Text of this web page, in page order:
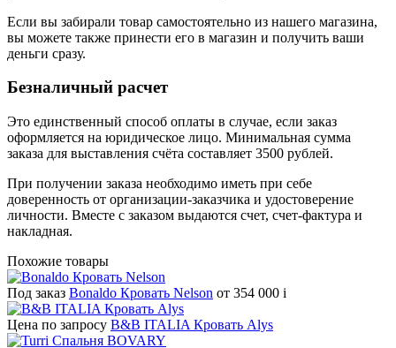
Если вы забирали товар самостоятельно из нашего магазина,
вы можете также принести его в магазин и получить ваши
деньги сразу.
Безналичный расчет
Это единственный способ оплаты в случае, если заказ
оформляется на юридическое лицо. Минимальная сумма
заказа для выставления счёта составляет 3500 рублей.
При получении заказа необходимо иметь при себе
доверенность от организации-заказчика и удостоверение
личности. Вместе с заказом выдаются счет, счет-фактура и
накладная.
Похожие товары
Под заказ Bonaldo Кровать Nelson от 354 000 i
Цена по запросу B&B ITALIA Кровать Alys